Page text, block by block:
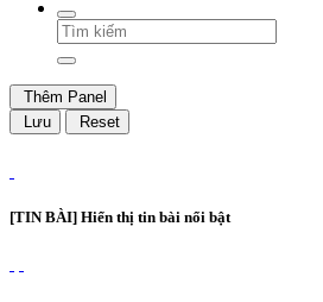
Thêm Panel
Lưu
Reset
[TIN BÀI] Hiển thị tin bài nổi bật